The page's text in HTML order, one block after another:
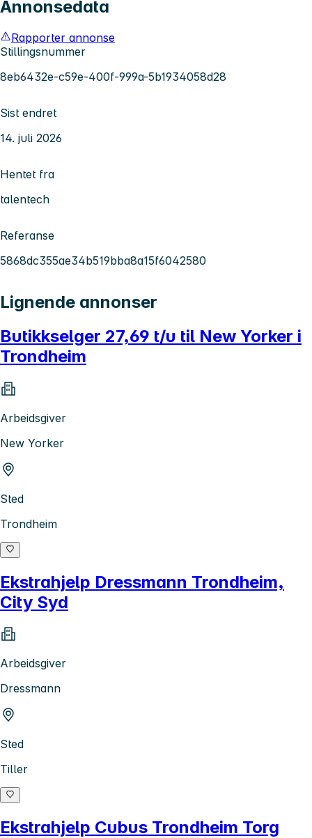
Annonsedata
Rapporter annonse
Stillingsnummer
8eb6432e-c59e-400f-999a-5b1934058d28
Sist endret
14. juli 2026
Hentet fra
talentech
Referanse
5868dc355ae34b519bba8a15f6042580
Lignende annonser
Butikkselger 27,69 t/u til New Yorker i
Trondheim
Arbeidsgiver
New Yorker
Sted
Trondheim
Ekstrahjelp Dressmann Trondheim,
City Syd
Arbeidsgiver
Dressmann
Sted
Tiller
Ekstrahjelp Cubus Trondheim Torg